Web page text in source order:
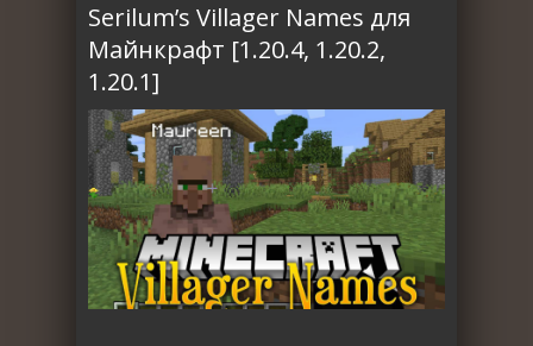
Serilum’s Villager Names для
Майнкрафт [1.20.4, 1.20.2,
1.20.1]